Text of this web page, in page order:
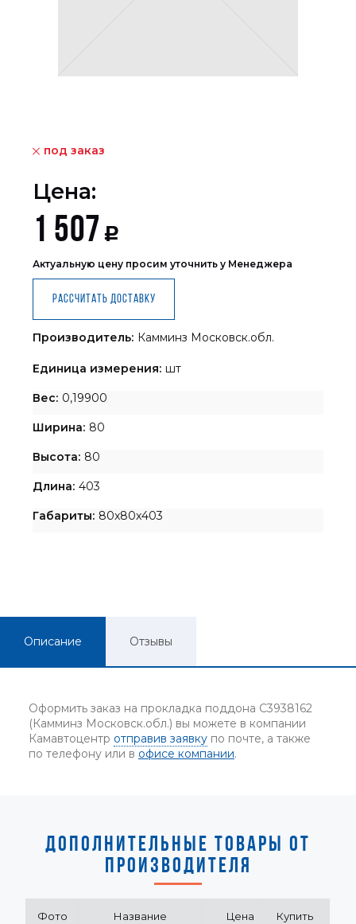
под заказ
Цена:
1 507 Р
Актуальную цену просим уточнить у Менеджера
Рассчитать доставку
Производитель: Камминз Московск.обл.
Единица измерения: шт
Вес: 0,19900
Ширина: 80
Высота: 80
Длина: 403
Габариты: 80x80x403
Описание Отзывы
Оформить заказ на прокладка поддона C3938162
(Камминз Московск.обл.) вы можете в компании
Камавтоцентр отправив заявку по почте, а также
по телефону или в офисе компании.
ДОПОЛНИТЕЛЬНЫЕ ТОВАРЫ ОТ
ПРОИЗВОДИТЕЛЯ
Фото Название Цена Купить